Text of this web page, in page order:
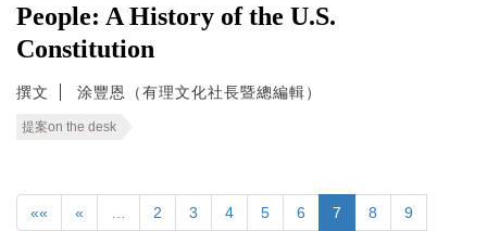
People: A History of the U.S.
Constitution
撰文 涂豐恩（有理文化社長暨總編輯）
提案on the desk
«« « 2 3 4 5 6 7 8 9